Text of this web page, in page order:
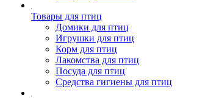
Товары для птиц
Домики для птиц
Игрушки для птиц
Корм для птиц
Лакомства для птиц
Посуда для птиц
Средства гигиены для птиц